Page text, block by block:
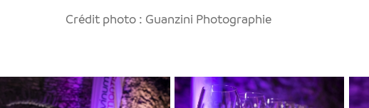
Crédit photo : Guanzini Photographie